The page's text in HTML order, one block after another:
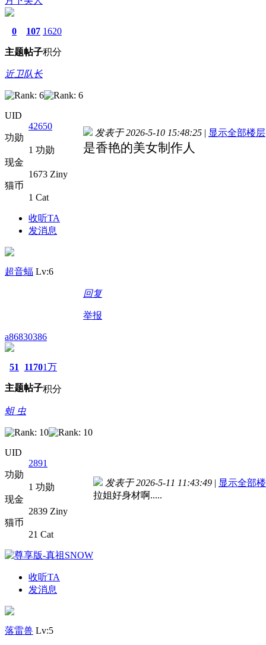
0
主题
107
帖子
1620
积分
近卫队长
UID
42650
功勋
1 功勋
现金
1673 Ziny
猫币
1 Cat
收听TA
发消息
超音蝠 Lv:6
发表于 2026-5-10 15:48:25 | 显示全部楼层
是香艳的美女制作人
回复
举报
a86830386
51
主题
1170
帖子
1万
积分
蛆 虫
UID
2891
功勋
1 功勋
现金
2839 Ziny
猫币
21 Cat
收听TA
发消息
落雷兽 Lv:5
发表于 2026-5-11 11:43:49 | 显示全部
拉姐好身材啊.....